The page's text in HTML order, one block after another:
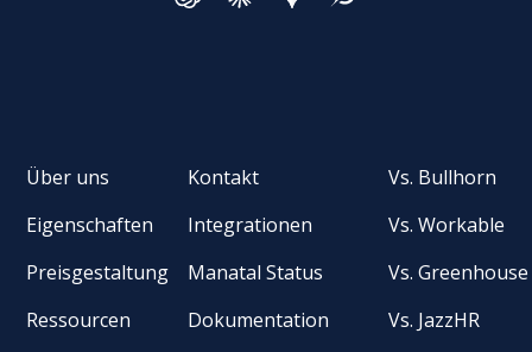
Über uns
Eigenschaften
Preisgestaltung
Ressourcen
Kontakt
Integrationen
Manatal Status
Dokumentation
Vs. Bullhorn
Vs. Workable
Vs. Greenhouse
Vs. JazzHR